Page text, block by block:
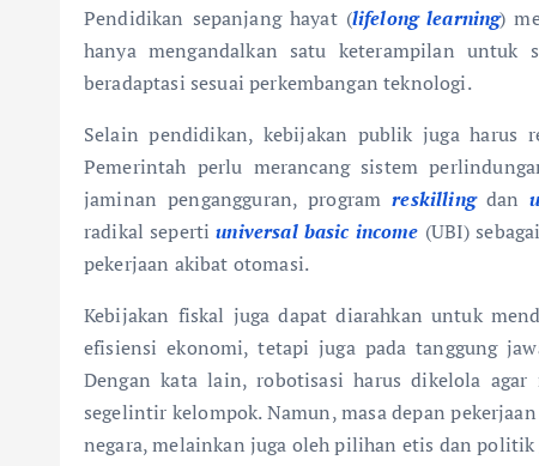
Pendidikan sepanjang hayat (lifelong learning)
hanya mengandalkan satu keterampilan untuk
beradaptasi sesuai perkembangan teknologi.
Selain pendidikan, kebijakan publik juga harus
Pemerintah perlu merancang sistem
jaminan pengangguran, programreskillingdan
radikal sepertiuniversal basic income (UBI)
pekerjaan akibat otomasi.
Kebijakan fiskal juga dapat diarahkan untuk
efisiensi ekonomi, tetapi juga pada tanggung
Dengan kata lain, robotisasi harus dikelola
segelintir kelompok. Namun, masa depan
negara, melainkan juga oleh pilihan etis dan politik